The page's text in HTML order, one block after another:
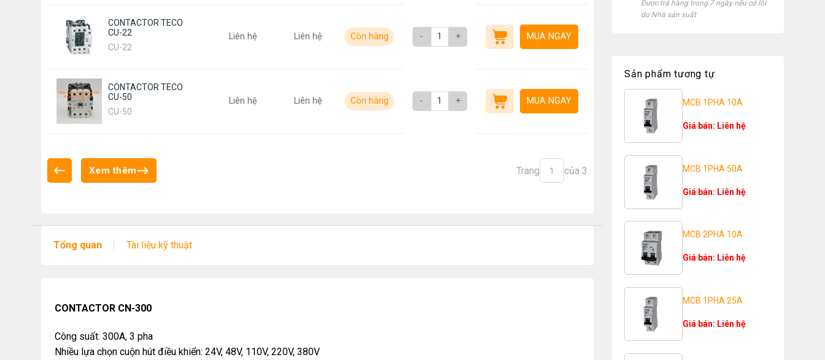
CONTACTOR TECO
CU-22
CU-22
Liên hệ Liên hệ Còn hàng - + MUA NGAY
CONTACTOR TECO
CU-50
CU-50
Liên hệ Liên hệ Còn hàng - + MUA NGAY
Xem thêm Trang 1 của 3
Tổng quan Tài liệu kỹ thuật
CONTACTOR CN-300
Công suất: 300A, 3 pha
Nhiều lựa chọn cuộn hút điều khiển: 24V, 48V, 110V, 220V, 380V
Được trả hàng trong 7 ngày nếu có lỗi
do Nhà sản xuất
Sản phẩm tương tự
MCB 1PHA 10A
Giá bán: Liên hệ
MCB 1PHA 50A
Giá bán: Liên hệ
MCB 2PHA 10A
Giá bán: Liên hệ
MCB 1PHA 25A
Giá bán: Liên hệ